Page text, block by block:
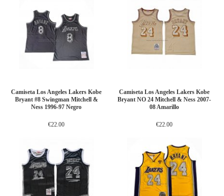
Camiseta Los Angeles Lakers Kobe
Bryant #8 Swingman Mitchell &
Ness 1996-97 Negro
€22.00
Camiseta Los Angeles Lakers Kobe
Bryant NO 24 Mitchell & Ness 2007-
08 Amarillo
€22.00